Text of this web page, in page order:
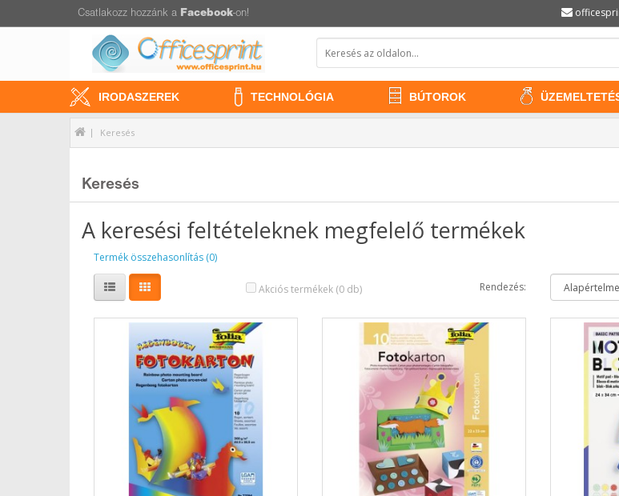
Csatlakozz hozzánk a Facebook-on!
IRODASZEREK TECHNOLÓGIA BÚTOROK
Keresés
Keresés
A keresési feltételeknek megfelelő termékek
Termék összehasonlítás (0)
Akciós termékek (0 db) Rendezés: